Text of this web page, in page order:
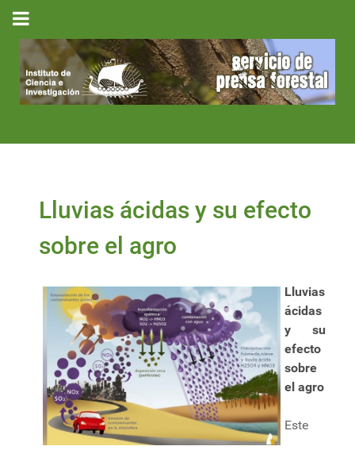
Lluvias ácidas y su efecto
sobre el agro
Lluvias
ácidas
y su
efecto
sobre
el agro
Este